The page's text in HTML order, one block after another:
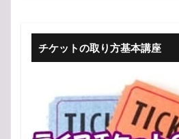
チケットの取り方基本講座